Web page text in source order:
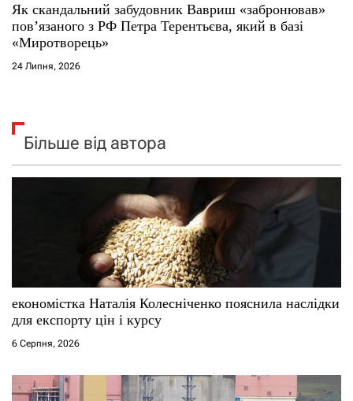
Як скандальний забудовник Вавриш «забронював»
повʼязаного з РФ Петра Терентьєва, який в базі
«Миротворець»
24 Липня, 2026
Більше від автора
економістка Наталія Колесніченко пояснила наслідки
для експорту цін і курсу
6 Серпня, 2026